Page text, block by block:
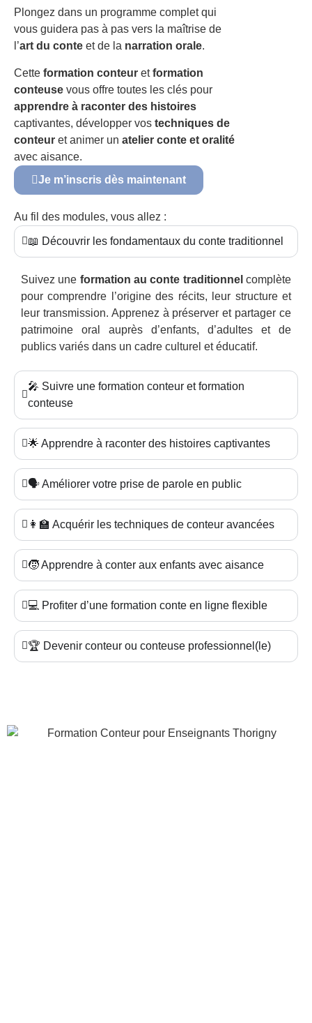
Plongez dans un programme complet qui
vous guidera pas à pas vers la maîtrise de
l’art du conte et de la narration orale.
Cette formation conteur etformation
conteuse vous offre toutes les clés pour
apprendre à raconter des histoires
captivantes, développer vos techniques de
conteur et animer un atelier conte et oralité
avec aisance.
Je m’inscris dès maintenant
Au fil des modules, vous allez :
📖 Découvrir les fondamentaux du conte traditionnel
Suivez une formation au conte traditionnel complète
pour comprendre l’origine des récits, leur structure et
leur transmission. Apprenez à préserver et partager ce
patrimoine oral auprès d’enfants, d’adultes et de
publics variés dans un cadre culturel et éducatif.
🎤 Suivre une formation conteur et formation
conteuse
🌟 Apprendre à raconter des histoires captivantes
🗣️ Améliorer votre prise de parole en public
👩‍🏫 Acquérir les techniques de conteur avancées
🧒 Apprendre à conter aux enfants avec aisance
💻 Profiter d’une formation conte en ligne flexible
🏆 Devenir conteur ou conteuse professionnel(le)